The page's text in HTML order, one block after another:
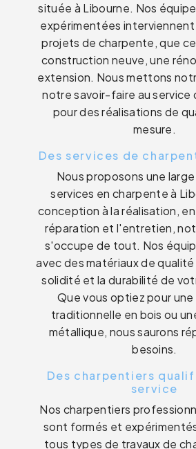
située à Libourne. Nos
expérimentées
projets de charpente, que
construction neuve, une
extension. Nous mettons
notre savoir-faire au service
pour des réalisations de
mesure.
Des services de
Nous proposons une
services en charpente à
conception à la réalisation,
réparation et l'entretien,
s'occupe de tout. Nos
avec des matériaux de qualité
solidité et la durabilité de
Que vous optiez pour
traditionnelle en bois ou
métallique, nous saurons
besoins.
Des charpentiers
service
Nos charpentiers
sont formés et
tous types de travaux de